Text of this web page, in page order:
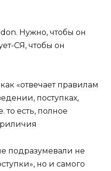
Нужно, чтобы он
СЯ , чтобы он
«отвечает правилам
поступках,
то есть, полное
подразумевали не
но и самого